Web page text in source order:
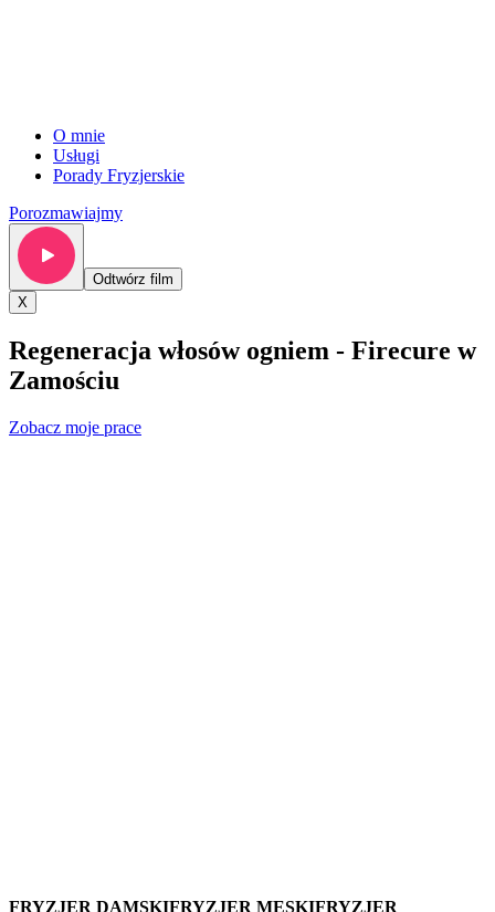
O mnie
Usługi
Porady Fryzjerskie
Porozmawiajmy
Odtwórz film
X
Regeneracja włosów ogniem - Firecure w
Zamościu
Zobacz moje prace
FRYZJER DAMSKIFRYZJER MĘSKIFRYZJER